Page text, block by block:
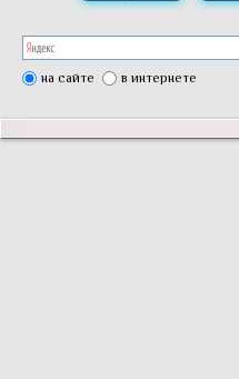
на сайте в интернете